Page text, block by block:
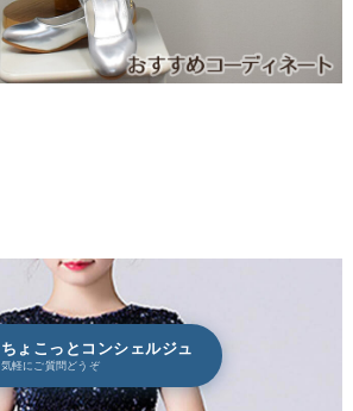
ちょこっとコンシェルジュ
気軽にご質問どうぞ